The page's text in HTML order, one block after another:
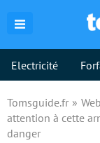
Electricité
Tomsguide.fr Web
attention à cette
danger